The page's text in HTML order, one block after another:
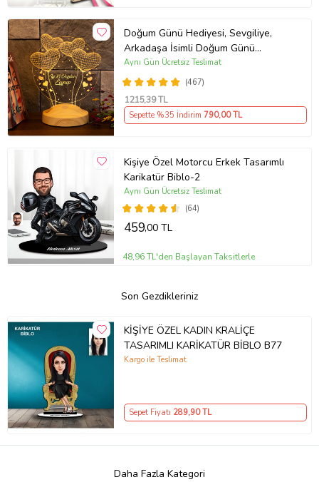
Doğum Günü Hediyesi, Sevgiliye,
Arkadaşa İsimli Doğum Günü
Hediyesi, Kişiye Özel Balon Kalpler
Kişiye Özel 3D Led Lamba
(467)
Aynı Gün Ücretsiz Teslimat
1215,39 TL
Sepette %35 İndirim 790,00 TL
Kişiye Özel Motorcu Erkek Tasarımlı
Karikatür Biblo-2
(64)
Aynı Gün Ücretsiz Teslimat
459,00 TL
48,96 TL'den Başlayan Taksitlerle
Son Gezdikleriniz
KİŞİYE ÖZEL KADIN KRALİÇE
TASARIMLI KARİKATÜR BİBLO B77
Kargo ile Teslimat
Sepet Fiyatı 289,90 TL
Daha Fazla Kategori